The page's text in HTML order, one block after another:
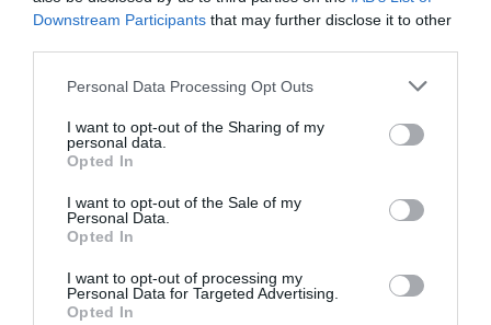
Downstream Participants that may further disclose it to other
Please note that this website/app uses one or more Google
not limited to your visit or usage behaviour. You may click to
grant or deny consent to Google and its third-party tags to
use your data for below specified purposes in below Google
consent section.
Personal Data Processing Opt Outs
I want to opt-out of the Sharing of my
personal data.
Opted In
I want to opt-out of the Sale of my
Personal Data.
Opted In
I want to opt-out of processing my
Personal Data for Targeted Advertising.
Opted In
των παιδιών στο
31.07.2026
ΑΑΔΕ: Διευκρινίσεις
για τα πρόστιμα σε
αφορούν τους ΦΗΜ
31.07.2026
Τεχνητή Νοημοσύνη
δεν είναι απλώς μια
νέα τεχνολογία, είναι
μια νέα βιομηχανική
επανάσταση»
Νέος οδηγός του ΕΚΤ